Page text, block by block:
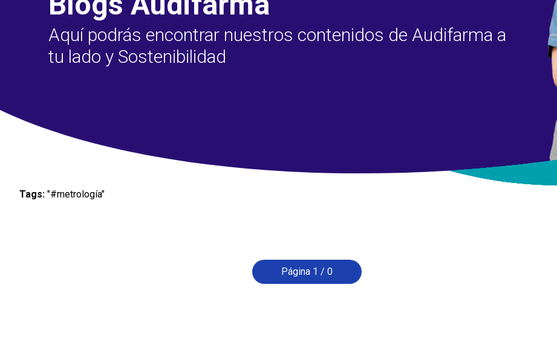
Aquí podrás encontrar nuestros contenidos de Audifarma a
tu lado y Sostenibilidad
Tags: "#metrología"
Página 1 / 0